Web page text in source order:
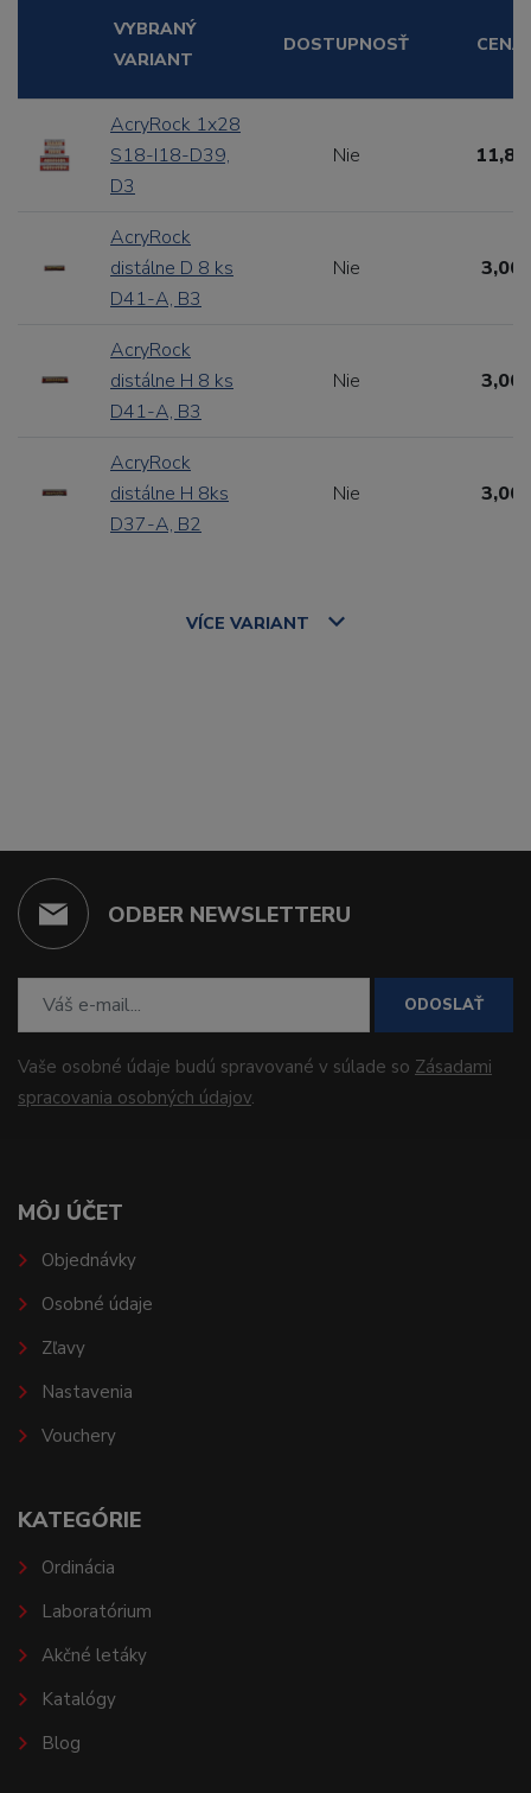
VYBRANÝ
VARIANT
DOSTUPNOSŤ CENA
AcryRock 1x28
S18-I18-D39,
D3
Nie
AcryRock
distálne D 8 ks
D41-A, B3
Nie 3,00
AcryRock
distálne H 8 ks
D41-A, B3
Nie 3,00
AcryRock
distálne H 8ks
D37-A, B2
Nie 3,00
VÍCE VARIANT
ODBER NEWSLETTERU
ODOSLAŤ
Vaše osobné údaje budú spravované v súlade so Zásadami
spracovania osobných údajov.
MÔJ ÚČET
Objednávky
Osobné údaje
Zľavy
Nastavenia
Vouchery
KATEGÓRIE
Ordinácia
Laboratórium
Akčné letáky
Katalógy
Blog